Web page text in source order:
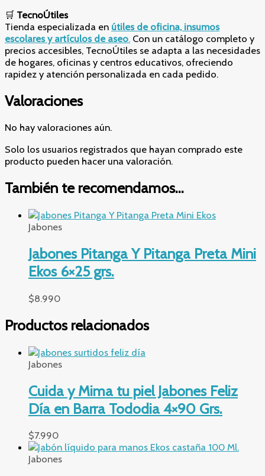
🛒 TecnoÚtiles
Tienda especializada en útiles de oficina, insumos
escolares y artículos de aseo. Con un catálogo completo y
precios accesibles, TecnoÚtiles se adapta a las necesidades
de hogares, oficinas y centros educativos, ofreciendo
rapidez y atención personalizada en cada pedido.
Valoraciones
No hay valoraciones aún.
Solo los usuarios registrados que hayan comprado este
producto pueden hacer una valoración.
También te recomendamos…
Jabones
Jabones Pitanga Y Pitanga Preta Mini
Ekos 6×25 grs.
$8.990
Productos relacionados
Jabones
Cuida y Mima tu piel Jabones Feliz
Día en Barra Tododia 4×90 Grs.
$7.990
Jabones